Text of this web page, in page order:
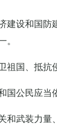
建设和国防
国、抵抗
国公民应当
和武装力量